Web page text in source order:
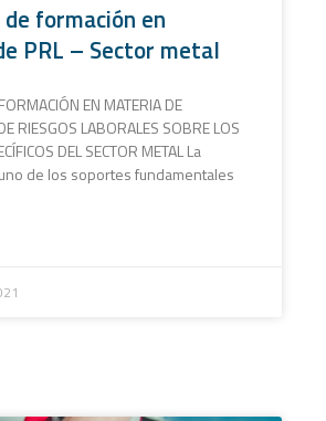
de formación en
PRL – Sector metal
EN MATERIA DE
RIESGOS LABORALES SOBRE LOS
DEL SECTOR METAL La
de los soportes fundamentales